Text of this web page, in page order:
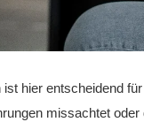
hier entscheidend
missachtet